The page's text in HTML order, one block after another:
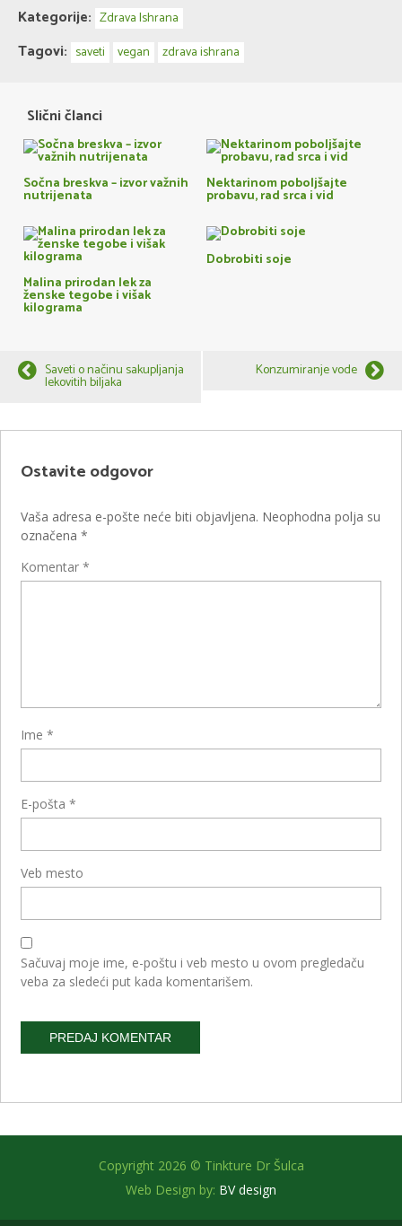
Kategorije: Zdrava Ishrana
Tagovi: saveti vegan zdrava ishrana
Slični članci
Sočna breskva – izvor važnih
nutrijenata
Nektarinom poboljšajte
probavu, rad srca i vid
Malina prirodan lek za
ženske tegobe i višak
kilograma
Dobrobiti soje
Saveti o načinu sakupljanja
lekovitih biljaka
Konzumiranje vode
Ostavite odgovor
Vaša adresa e-pošte neće biti objavljena. Neophodna polja su
označena*
Komentar*
Ime*
E-pošta*
Veb mesto
Sačuvaj moje ime, e-poštu i veb mesto u ovom pregledaču
veba za sledeći put kada komentarišem.
Alternative:
Copyright 2026 © Tinkture Dr Šulca
Web Design by: BV design